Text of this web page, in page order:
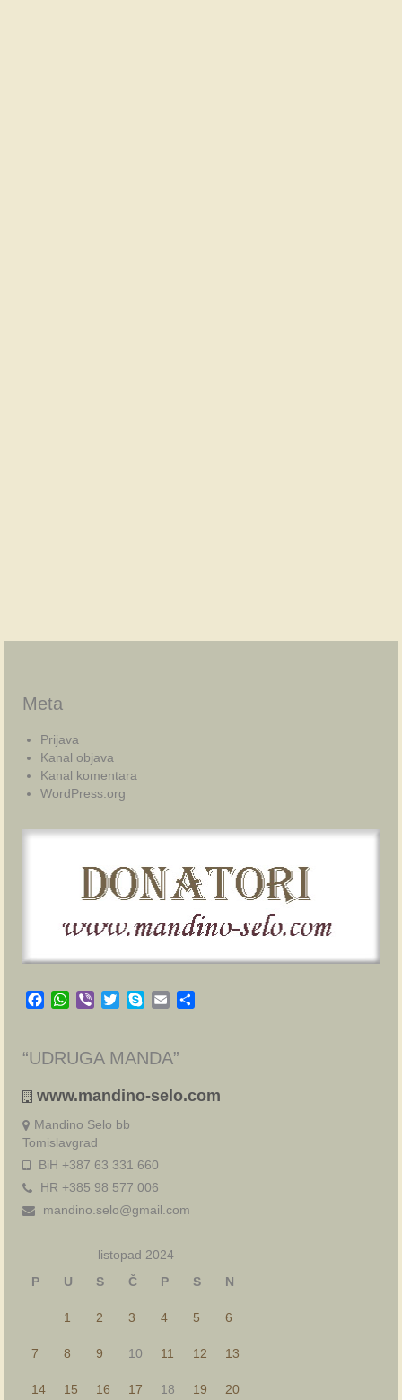
Meta
Prijava
Kanal objava
Kanal komentara
WordPress.org
Facebook
WhatsApp
Viber TwitterSkypeEmail
“UDRUGA MANDA”
www.mandino-selo.com
Mandino Selo bb
Tomislavgrad
BiH +387 63 331 660
HR +385 98 577 006
mandino.selo@gmail.com
listopad 2024
P
U S Č P S N
1 2 3 4 5 6
7 8 9 10 11 12 13
14 15 16 17 18 19 20